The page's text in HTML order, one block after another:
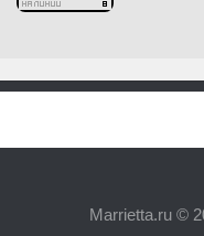
Marrietta.ru ©